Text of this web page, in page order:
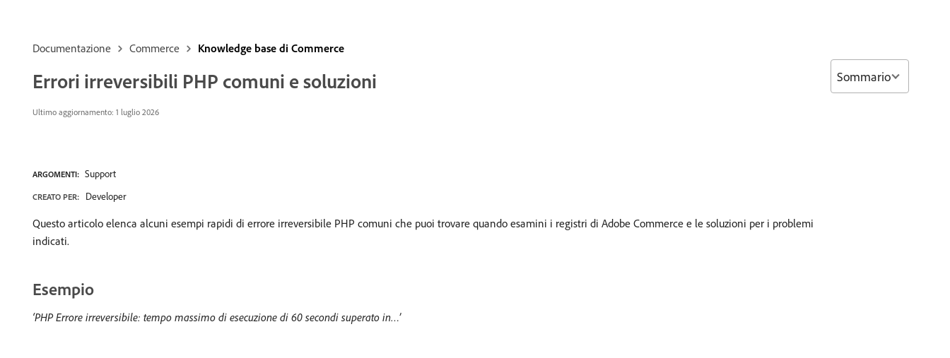
Documentazione Commerce Knowledge base di Commerce
Errori irreversibili PHP comuni e soluzioni
Ultimo aggiornamento: 1 luglio 2026
ARGOMENTI: Support
CREATO PER: Developer
Questo articolo elenca alcuni esempi rapidi di errore irreversibile PHP comuni che puoi trovare quando esamini i registri di Adobe Commerce e le soluzioni per i problemi
indicati.
Esempio
‘PHP Errore irreversibile: tempo massimo di esecuzione di 60 secondi superato in…’
Sommario